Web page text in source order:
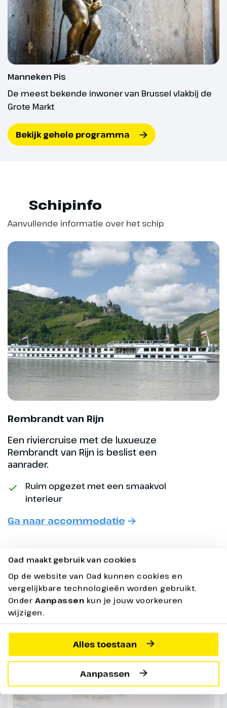
Oad maakt gebruik van cookies
Op de website van Oad kunnen cookies en
vergelijkbare technologieën worden gebruikt.
Onder Aanpassen kun je jouw voorkeuren
wijzigen.
Alles toestaan
Aanpassen
Manneken Pis
De meest bekende inwoner van Brussel vlakbij de
Grote Markt
Bekijk gehele programma
Dag 3
Gent – Brussel
Gent is een stad waar het
binnenstad is een schatkamer
gildehuizen en levendige pleinen.
De Sint-Baafskathedraal met het
de tijd van ridders en
jonkvrouwen. Smalle straatjes
leiden naar gezellige cafés en
terrassen aan de waterkant. Je
kunt deelnemen aan een
stadswandeling(*) waarbij een
gids je langs de mooiste plekken
van de stad voert. Aan het begin
van de middag varen we verder
richting Brussel, de hoofdstad
van België én Europa. Terwijl het
schip rustig voortglijdt, is er tijd
om te ontspannen in de lounge
of op het zonnedek. Laat in de
avond meren we aan in Brussel.
Hoogtepunt
De historische
binnenstad van Gent
Dag 4
Brussel – Antwerpen
Na een uitgebreid ontbijt brengt
een gratis bustransfer je naar
het hart van Brussel. De Grote
Markt, omringd door rijk versierde
gildehuizen en het gotische
Schipinfo
Aanvullende informatie over het schip
Rembrandt van Rijn
Een riviercruise met de luxueuze
Rembrandt van Rijn is beslist een
aanrader.
Ruim opgezet met een smaakvol
interieur
Ga naar accommodatie
Praktische Informatie
Bekijk hieronder alle praktische informatie over
jouw reis
De volledige reis
betaal je € 10,-. Dit is altijd op aanvraag. Alleen
wanneer je bij boeking hebt aangegeven dat je een
inklapbare rollator of rolstoel wilt meenemen én dit
schriftelijk door ons is bevestigd, mag deze mee
op reis.